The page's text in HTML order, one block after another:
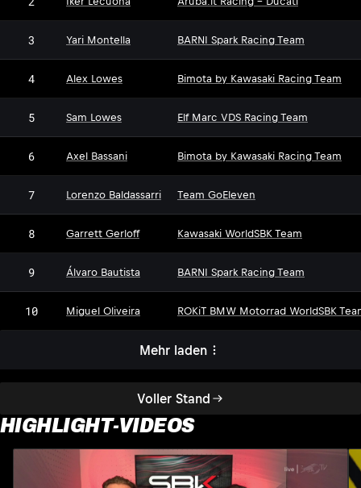
Voller Stand
3 Yari Montella BARNI Spark Racing Team
4 Alex Lowes Bimota by Kawasaki Racing Team
5 Sam Lowes Elf Marc VDS Racing Team
6 Axel Bassani Bimota by Kawasaki Racing Team
7 Lorenzo Baldassarri Team GoEleven
8 Garrett Gerloff Kawasaki WorldSBK Team
9 Álvaro Bautista BARNI Spark Racing Team
10 Miguel Oliveira ROKiT BMW Motorrad WorldSBK
Mehr laden
HIGHLIGHT-VIDEOS